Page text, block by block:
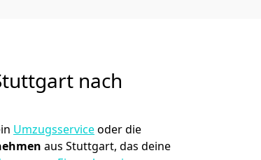
nach
Umzugsserviceoder die
aus Stuttgart, das deine